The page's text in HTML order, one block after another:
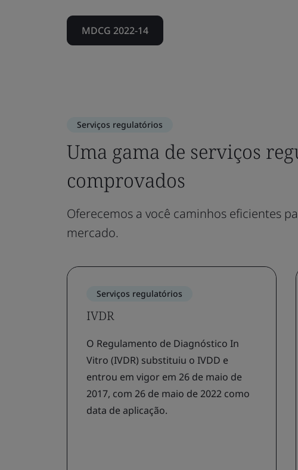
MDCG 2022-14
Serviços regulatórios
Uma gama de serviços
comprovados
Oferecemos a você caminhos eficientes
mercado.
Serviços regulatórios
IVDR
O Regulamento de Diagnóstico In
Vitro (IVDR) substituiu o IVDD e
entrou em vigor em 26 de maio de
2017, com 26 de maio de 2022 como
data de aplicação.